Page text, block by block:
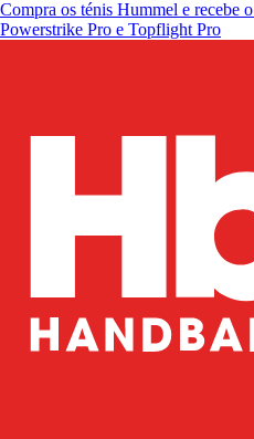
Compra os ténis Hummel e recebe o
Powerstrike Pro e Topflight Pro